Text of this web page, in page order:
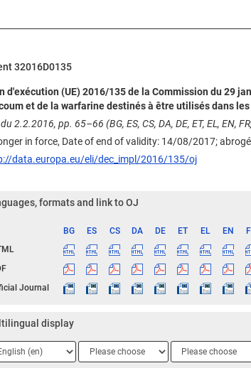
32016D0135
d'exécution (UE) 2016/135 de la Commission du 29
et de la warfarine destinés à être utilisés dans
2.2.2016, pp. 65–66 (BG, ES, CS, DA, DE, ET, EL, EN, FR,
in force, Date of end of validity: 14/08/2017;
data.europa.eu/eli/dec_impl/2016/135/oj
formats and link to OJ
BG ES CS DA DE ET EL EN
Journal
display
Language
2
Language
3